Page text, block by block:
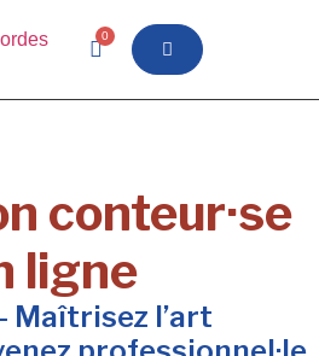
0
conteur·se
ligne
Maîtrisez l’art